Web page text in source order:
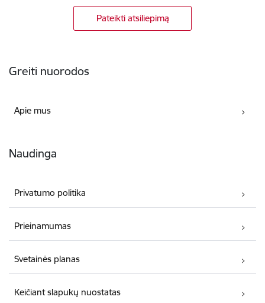
Pateikti atsiliepimą
Greiti nuorodos
Apie mus
Naudinga
Privatumo politika
Prieinamumas
Svetainės planas
Keičiant slapukų nuostatas